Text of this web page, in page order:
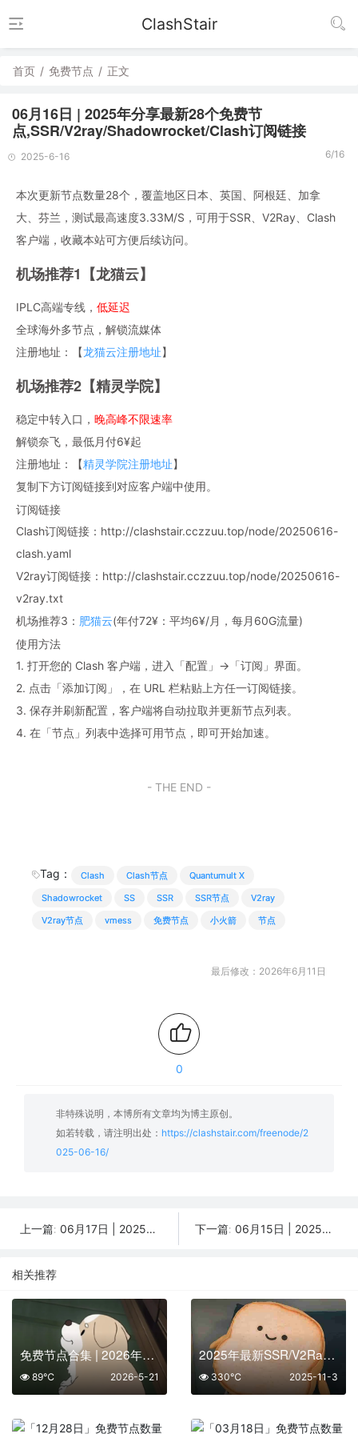
ClashStair
首页 / 免费节点 / 正文
06月16日 | 2025年分享最新28个免费节
点,SSR/V2ray/Shadowrocket/Clash订阅链接
2025-6-16 6/16
本次更新节点数量28个，覆盖地区日本、英国、阿根廷、加拿
大、芬兰，测试最高速度3.33M/S，可用于SSR、V2Ray、Clash
客户端，收藏本站可方便后续访问。
机场推荐1【龙猫云】
IPLC高端专线， 低延迟
全球海外多节点，解锁流媒体
注册地址：【龙猫云注册地址】
机场推荐2【精灵学院】
稳定中转入口， 晚高峰不限速率
解锁奈飞，最低月付6¥起
注册地址：【精灵学院注册地址】
复制下方订阅链接到对应客户端中使用。
订阅链接
Clash订阅链接：http://clashstair.cczzuu.top/node/20250616-
clash.yaml
V2ray订阅链接：http://clashstair.cczzuu.top/node/20250616-
v2ray.txt
机场推荐3： 肥猫云(年付72¥：平均6¥/月，每月60G流量)
使用方法
1. 打开您的 Clash 客户端，进入「配置」→「订阅」界面。
2. 点击「添加订阅」，在 URL 栏粘贴上方任一订阅链接。
3. 保存并刷新配置，客户端将自动拉取并更新节点列表。
4. 在「节点」列表中选择可用节点，即可开始加速。
- THE END -
Tag： Clash Clash节点
Quantumult X
Shadowrocket
SS SSR SSR节点
V2ray
V2ray节点
vmess 免费节点 小火箭 节点
最后修改：2026年6月11日
0
非特殊说明，本博所有文章均为博主原创。
如若转载，请注明出处： https://clashstair.com/freenode/2
025-06-16/
上一篇: 06月17日 | 2025年分享最新42个免费节点,SSR/V2ray/Shadowrocket/Clash订阅链接 下一篇: 06月15日 | 2025年分享最新29个免费节点,SSR/V2ray/Shadowrocket/Clash订阅链接
相关推荐
免费节点合集 | 2026年05月21日SSR/V2Ray/Clash订阅整理
2026-5-21
89℃
2025年最新SSR/V2Ray/Clash节点分享 | 11月03日实时可用
2025-11-3
330℃